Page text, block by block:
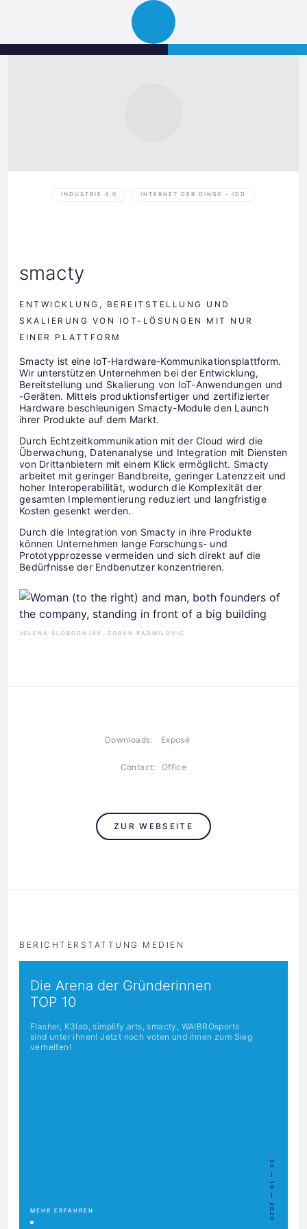
Graz
Navigation
INDUSTRIE 4.0 INTERNET DER DINGE - IDD
smacty
ENTWICKLUNG, BEREITSTELLUNG UND
SKALIERUNG VON IOT-LÖSUNGEN MIT NUR
EINER PLATTFORM
Smacty ist eine IoT-Hardware-Kommunikationsplattform.
Wir unterstützen Unternehmen bei der Entwicklung,
Bereitstellung und Skalierung von IoT-Anwendungen und
-Geräten. Mittels produktionsfertiger und zertifizierter
Hardware beschleunigen Smacty-Module den Launch
ihrer Produkte auf dem Markt.
Durch Echtzeitkommunikation mit der Cloud wird die
Überwachung, Datenanalyse und Integration mit Diensten
von Drittanbietern mit einem Klick ermöglicht. Smacty
arbeitet mit geringer Bandbreite, geringer Latenzzeit und
hoher Interoperabilität, wodurch die Komplexität der
gesamten Implementierung reduziert und langfristige
Kosten gesenkt werden.
Durch die Integration von Smacty in ihre Produkte
können Unternehmen lange Forschungs- und
Prototypprozesse vermeiden und sich direkt auf die
Bedürfnisse der Endbenutzer konzentrieren.
JELENA SLOBODNJAK, ZORAN RADMILOVIC
Downloads: Exposé
Contact: Office
ZUR WEBSEITE
BERICHTERSTATTUNG MEDIEN
Die Arena der Gründerinnen
TOP 10
Flasher, K3lab, simplify.arts, smacty, WAIBROsports
sind unter ihnen! Jetzt noch voten und ihnen zum Sieg
verhelfen!
MEHR ERFAHREN 30 — 10 — 2020